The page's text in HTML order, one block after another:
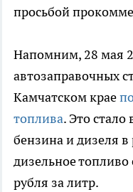
просьбой
Напомним, 28 мая
автозаправочных
Камчатском крае
топлива. Это
бензина и дизеля в
дизельное топливо
рубля за литр.